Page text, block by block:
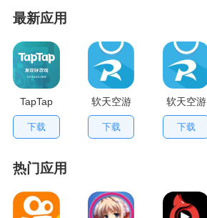
最新应用
TapTap
V2.84.0
手机版
下载
软天空游
戏盒应用
下载
软天空游
戏大全
App
下载
热门应用